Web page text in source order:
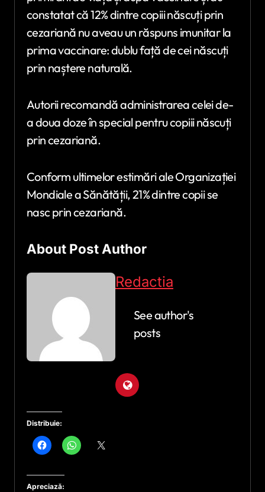
constatat că 12% dintre copiii născuți prin
cezariană nu aveau un răspuns imunitar la
prima vaccinare: dublu față de cei născuți
prin naștere naturală.
Autorii recomandă administrarea celei de-
a doua doze în special pentru copiii născuți
prin cezariană.
Conform ultimelor estimări ale Organizației
Mondiale a Sănătății, 21% dintre copii se
nasc prin cezariană.
About Post Author
Redactia
See author's
posts
Distribuie:
Apreciază: